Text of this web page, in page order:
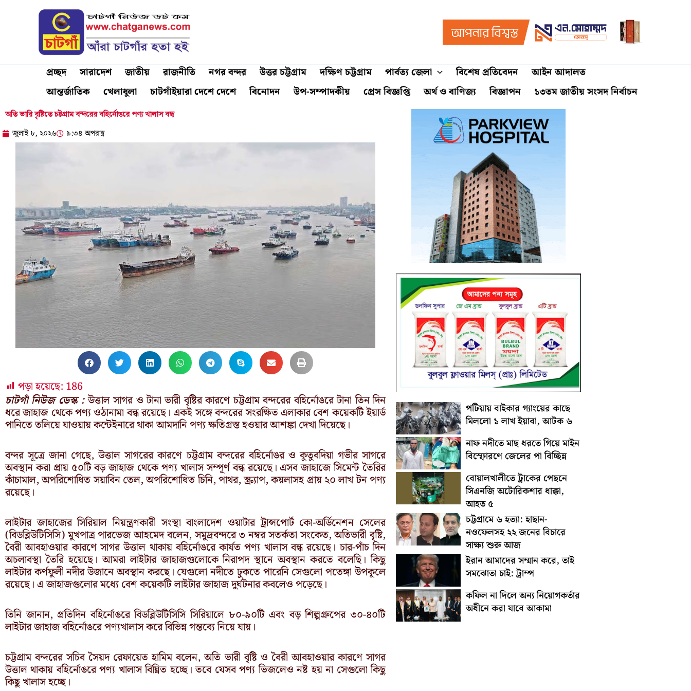
প্রচ্ছদ সারাদেশ জাতীয় রাজনীতি নগর বন্দর উত্তর চট্টগ্রাম দক্ষিণ চট্টগ্রাম পার্বত্য জেলা বিশেষ প্রতিবেদন
আইন আদালত
আন্তর্জাতিক
খেলাধুলা চাটগাঁইয়ারা দেশে দেশে বিনোদন উপ-সম্পাদকীয় প্রেস বিজ্ঞপ্তি অর্থ ও বাণিজ্য বিজ্ঞাপন ১৩তম জাতীয় সংসদ নির্বাচন
অতি ভারি বৃষ্টিতে চট্টগ্রাম বন্দরের বহির্নোঙরে পণ্য খালাস বন্ধ
জুলাই ৮, ২০২৬ ৯:৩৪ অপরাহ্ণ
পড়া হয়েছে: 186
চাটগাঁ নিউজ ডেস্ক : উত্তাল সাগর ও টানা ভারী বৃষ্টির কারণে চট্টগ্রাম বন্দরের বহির্নোঙরে টানা তিন দিন
ধরে জাহাজ থেকে পণ্য ওঠানামা বন্ধ রয়েছে। একই সঙ্গে বন্দরের সংরক্ষিত এলাকার বেশ কয়েকটি ইয়ার্ড
পানিতে তলিয়ে যাওয়ায় কন্টেইনারে থাকা আমদানি পণ্য ক্ষতিগ্রস্ত হওয়ার আশঙ্কা দেখা দিয়েছে।
বন্দর সূত্রে জানা গেছে, উত্তাল সাগরের কারণে চট্টগ্রাম বন্দরের বহির্নোঙর ও কুতুবদিয়া গভীর সাগরে
অবস্থান করা প্রায় ৫০টি বড় জাহাজ থেকে পণ্য খালাস সম্পূর্ণ বন্ধ রয়েছে। এসব জাহাজে সিমেন্ট তৈরির
কাঁচামাল, অপরিশোধিত সয়াবিন তেল, অপরিশোধিত চিনি, পাথর, স্ক্র্যাপ, কয়লাসহ প্রায় ২০ লাখ টন পণ্য
রয়েছে।
লাইটার জাহাজের সিরিয়াল নিয়ন্ত্রণকারী সংস্থা বাংলাদেশ ওয়াটার ট্রান্সপোর্ট কো-অর্ডিনেশন সেলের
(বিডব্লিউটিসিসি) মুখপাত্র পারভেজ আহমেদ বলেন, সমুদ্রবন্দরে ৩ নম্বর সতর্কতা সংকেত, অতিভারী বৃষ্টি,
বৈরী আবহাওয়ার কারণে সাগর উত্তাল থাকায় বহির্নোঙরে কার্যত পণ্য খালাস বন্ধ রয়েছে। চার-পাঁচ দিন
অচলাবস্থা তৈরি হয়েছে। আমরা লাইটার জাহাজগুলোকে নিরাপদ স্থানে অবস্থান করতে বলেছি। কিছু
লাইটার কর্ণফুলী নদীর উজানে অবস্থান করছে। যেগুলো নদীতে ঢুকতে পারেনি সেগুলো পতেঙ্গা উপকূলে
রয়েছে। এ জাহাজগুলোর মধ্যে বেশ কয়েকটি লাইটার জাহাজ দুর্ঘটনার কবলেও পড়েছে।
তিনি জানান, প্রতিদিন বহির্নোঙরে বিডব্লিউটিসিসি সিরিয়ালে ৮০-৯০টি এবং বড় শিল্পগ্রুপের ৩০-৪০টি
লাইটার জাহাজ বহির্নোঙরে পণ্যখালাস করে বিভিন্ন গন্তব্যে নিয়ে যায়।
চট্টগ্রাম বন্দরের সচিব সৈয়দ রেফায়েত হামিম বলেন, অতি ভারী বৃষ্টি ও বৈরী আবহাওয়ার কারণে সাগর
উত্তাল থাকায় বহির্নোঙরে পণ্য খালাস বিঘ্নিত হচ্ছে। তবে যেসব পণ্য ভিজলেও নষ্ট হয় না সেগুলো কিছু
কিছু খালাস হচ্ছে।
পটিয়ায় বাইকার গ্যাংয়ের কাছে
মিললো ১ লাখ ইয়াবা, আটক ৬
নাফ নদীতে মাছ ধরতে গিয়ে মাইন
বিস্ফোরণে জেলের পা বিচ্ছিন্ন
বোয়ালখালীতে ট্রাকের পেছনে
সিএনজি অটোরিকশার ধাক্কা,
আহত ৫
চট্টগ্রামে ৬ হত্যা: হাছান-
নওফেলসহ ২২ জনের বিচারে
সাক্ষ্য শুরু আজ
ইরান আমাদের সম্মান করে, তাই
সমঝোতা চাই: ট্রাম্প
কফিল না দিলে অন্য নিয়োগকর্তার
অধীনে করা যাবে আকামা